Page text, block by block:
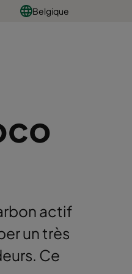
Belgique
actif
un très
Ce